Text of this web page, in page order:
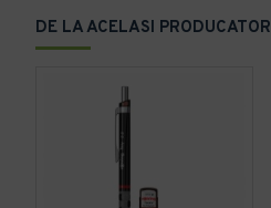
DE LA ACELASI PRODUCATOR